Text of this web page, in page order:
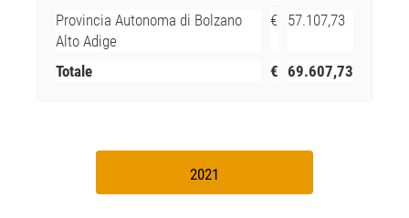
Provincia Autonoma di Bolzano
Alto Adige
€ 57.107,73
Totale € 69.607,73
2021